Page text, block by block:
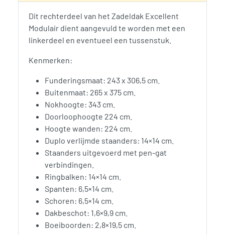
Dit rechterdeel van het Zadeldak Excellent
Modulair dient aangevuld te worden met een
linkerdeel en eventueel een tussenstuk.
Kenmerken:
Funderingsmaat: 243 x 306,5 cm.
Buitenmaat: 265 x 375 cm.
Nokhoogte: 343 cm.
Doorloophoogte 224 cm.
Hoogte wanden: 224 cm.
Duplo verlijmde staanders: 14×14 cm.
Staanders uitgevoerd met pen-gat
verbindingen.
Ringbalken: 14×14 cm.
Spanten: 6,5×14 cm.
Schoren: 6,5×14 cm.
Dakbeschot: 1,6×9,9 cm.
Boeiboorden: 2,8×19,5 cm.